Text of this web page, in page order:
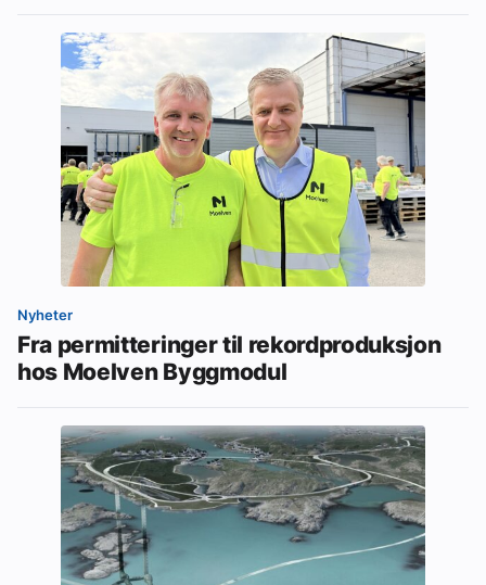
Nyheter
Fra permitteringer til rekordproduksjon
hos Moelven Byggmodul